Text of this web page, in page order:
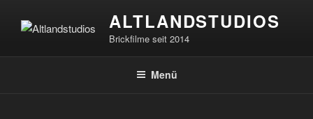
Inhalt
ALTLANDSTUDIOS
Brickfilme seit 2014
Menü